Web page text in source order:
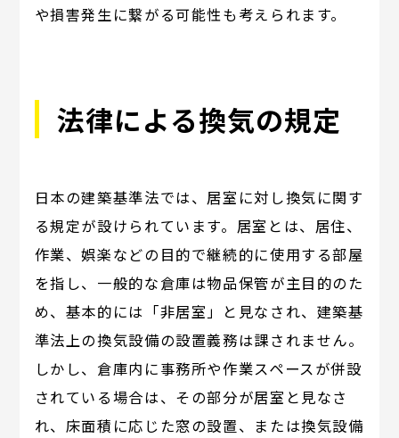
や損害発生に繋がる可能性も考えられます。
法律による換気の規定
日本の建築基準法では、居室に対し換気に関す
る規定が設けられています。居室とは、居住、
作業、娯楽などの目的で継続的に使用する部屋
を指し、一般的な倉庫は物品保管が主目的のた
め、基本的には「非居室」と見なされ、建築基
準法上の換気設備の設置義務は課されません。
しかし、倉庫内に事務所や作業スペースが併設
されている場合は、その部分が居室と見なさ
れ、床面積に応じた窓の設置、または換気設備